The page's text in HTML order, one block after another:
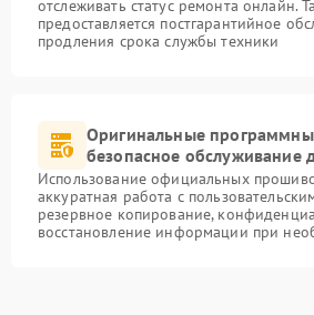
отслеживать статус ремонта онлайн.
предоставляется постгарантийное
продления срока службы техники
Оригинальные
безопасное обслуживание
Использование официальных
аккуратная работа с
резервное копирование,
восстановление информации при